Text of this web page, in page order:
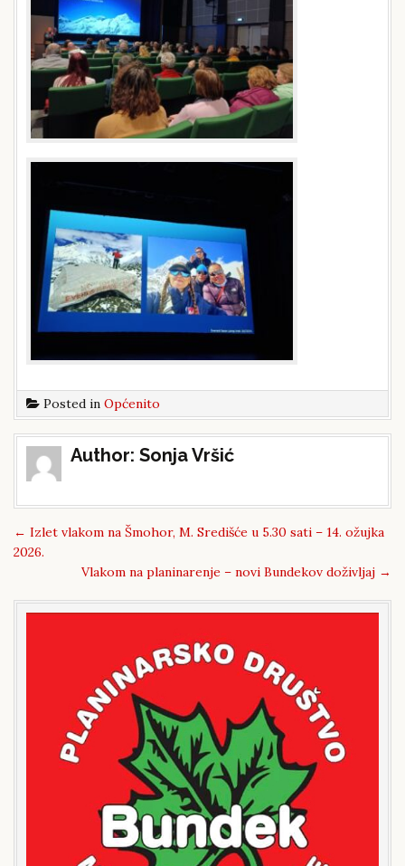
Posted in Općenito
Author: Sonja Vršić
Post
navigation
← Izlet vlakom na Šmohor, M. Središće u 5.30 sati – 14. ožujka
2026.
Vlakom na planinarenje – novi Bundekov doživljaj →